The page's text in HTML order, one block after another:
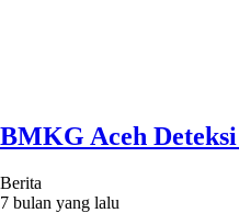
BMKG Aceh
Berita
7 bulan yang lalu